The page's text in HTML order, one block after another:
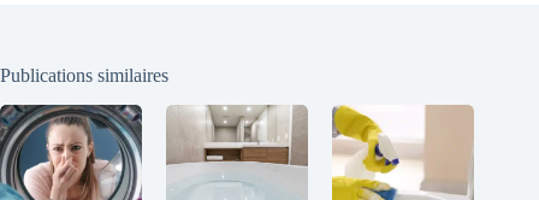
Publications similaires